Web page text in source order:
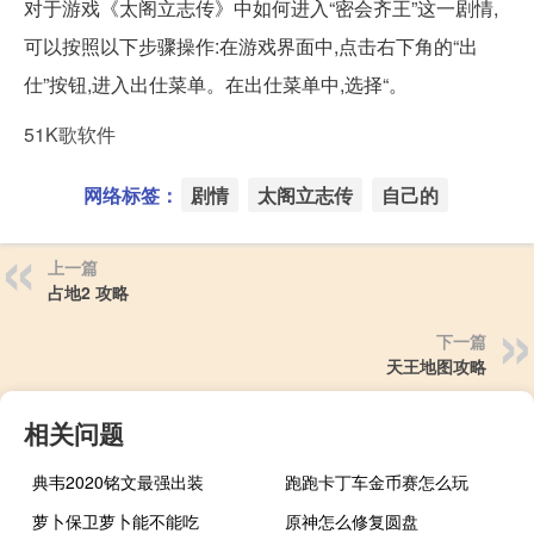
对于游戏《太阁立志传》中如何进入“密会齐王”这一剧情,
可以按照以下步骤操作:在游戏界面中,点击右下角的“出
仕”按钮,进入出仕菜单。在出仕菜单中,选择“。
51K歌软件
网络标签： 剧情 太阁立志传 自己的
上一篇
占地2 攻略
下一篇
天王地图攻略
相关问题
典韦2020铭文最强出装
跑跑卡丁车金币赛怎么玩
萝卜保卫萝卜能不能吃
原神怎么修复圆盘